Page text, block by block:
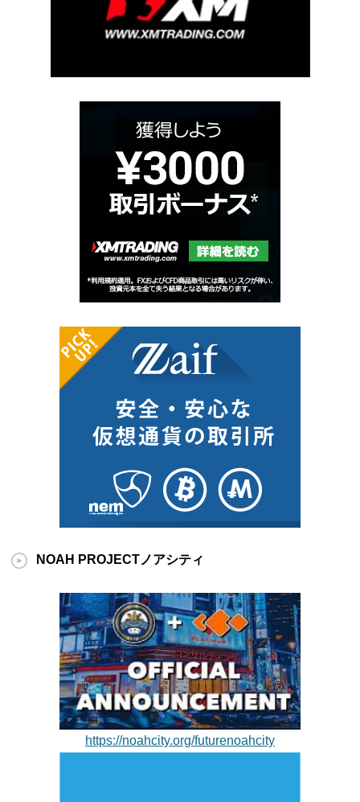
NOAH PROJECTノアシティ
https://noahcity.org/futurenoahcity